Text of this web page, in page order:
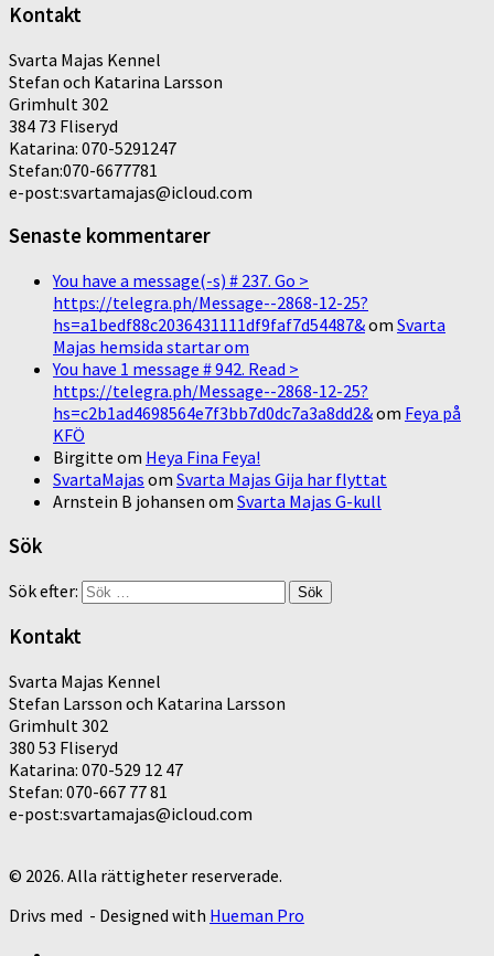
Kontakt
Svarta Majas Kennel
Stefan och Katarina Larsson
Grimhult 302
384 73 Fliseryd
Katarina: 070-5291247
Stefan:070-6677781
e-post:svartamajas@icloud.com
Senaste kommentarer
You have a message(-s) # 237. Go >
https://telegra.ph/Message--2868-12-25?
hs=a1bedf88c2036431111df9faf7d54487&om Svarta
Majas hemsida startar om
You have 1 message # 942. Read >
https://telegra.ph/Message--2868-12-25?
hs=c2b1ad4698564e7f3bb7d0dc7a3a8dd2&om Feya på
KFÖ
Birgitte om Heya Fina Feya!
SvartaMajas om Svarta Majas Gija har flyttat
Arnstein B johansen om Svarta Majas G-kull
Sök
Sök efter:
Kontakt
Svarta Majas Kennel
Stefan Larsson och Katarina Larsson
Grimhult 302
380 53 Fliseryd
Katarina: 070-529 12 47
Stefan: 070-667 77 81
e-post:svartamajas@icloud.com
© 2026. Alla rättigheter reserverade.
Drivs med - Designed with Hueman Pro